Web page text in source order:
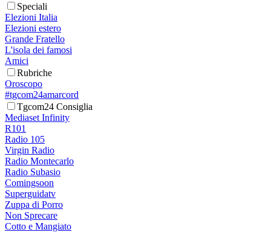
Speciali
Elezioni Italia
Elezioni estero
Grande Fratello
L'isola dei famosi
Amici
Rubriche
Oroscopo
#tgcom24amarcord
Tgcom24 Consiglia
Mediaset Infinity
R101
Radio 105
Virgin Radio
Radio Montecarlo
Radio Subasio
Comingsoon
Superguidatv
Zuppa di Porro
Non Sprecare
Cotto e Mangiato